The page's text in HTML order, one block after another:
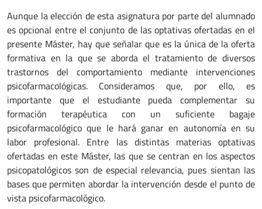
Aunque la elección de esta asignatura por parte del alumnado
es opcional entre el conjunto de las optativas ofertadas en el
presente Máster, hay que señalar que es la única de la oferta
formativa en la que se aborda el tratamiento de diversos
trastornos del comportamiento mediante intervenciones
psicofarmacológicas. Consideramos que, por ello, es
importante que el estudiante pueda complementar su
formación terapéutica con un suficiente bagaje
psicofarmacológico que le hará ganar en autonomía en su
labor profesional. Entre las distintas materias optativas
ofertadas en este Máster, las que se centran en los aspectos
psicopatológicos son de especial relevancia, pues sientan las
bases que permiten abordar la intervención desde el punto de
vista psicofarmacológico.